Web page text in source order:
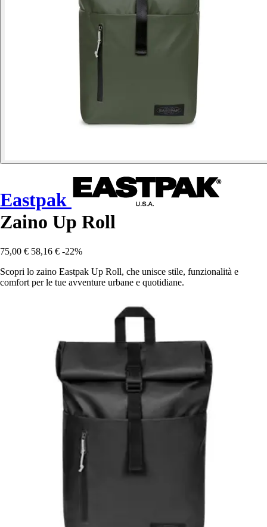
Eastpak
Zaino Up Roll
75,00 € 58,16 € -22%
Scopri lo zaino Eastpak Up Roll, che unisce stile, funzionalità e
comfort per le tue avventure urbane e quotidiane.